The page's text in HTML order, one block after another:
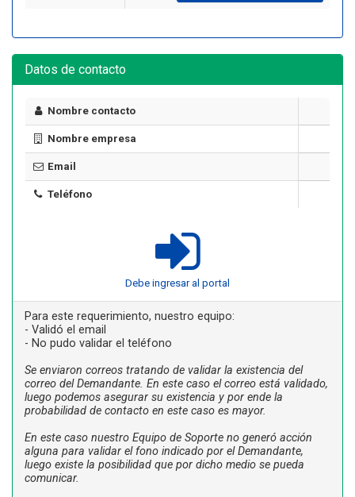
Datos de contacto
Nombre contacto
Nombre empresa
Email
Teléfono
Debe ingresar al portal
Para este requerimiento, nuestro equipo:
- Validó el email
- No pudo validar el teléfono
Se enviaron correos tratando de validar la existencia del
correo del Demandante. En este caso el correo está validado,
luego podemos asegurar su existencia y por ende la
probabilidad de contacto en este caso es mayor.
En este caso nuestro Equipo de Soporte no generó acción
alguna para validar el fono indicado por el Demandante,
luego existe la posibilidad que por dicho medio se pueda
comunicar.